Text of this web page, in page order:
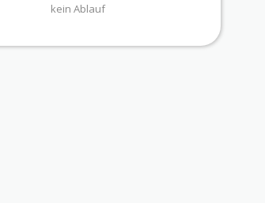
kein Ablauf